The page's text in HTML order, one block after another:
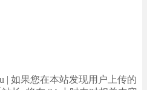
| 如果您在本站发现用户上传的